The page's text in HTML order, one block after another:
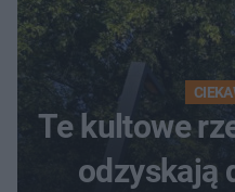
Te kultowe
odzyskają